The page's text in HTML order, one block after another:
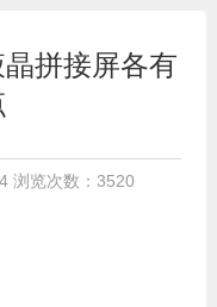
拼接屏各有
浏览次数：3520